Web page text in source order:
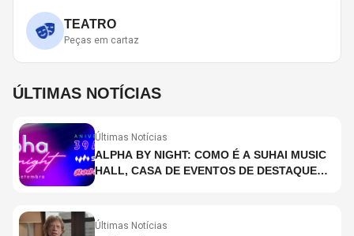
TEATRO
Peças em cartaz
ÚLTIMAS NOTÍCIAS
Últimas Notícias
ALPHA BY NIGHT: COMO É A SUHAI MUSIC
HALL, CASA DE EVENTOS DE DESTAQUE
Últimas Notícias